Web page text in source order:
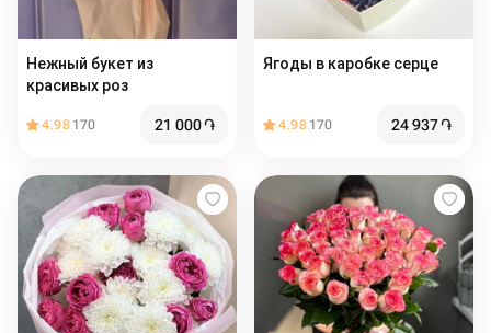
Нежный букет из
красивых роз
4.98 170 21 000֏
Ягоды в каробке серце
4.98 170 24 937֏